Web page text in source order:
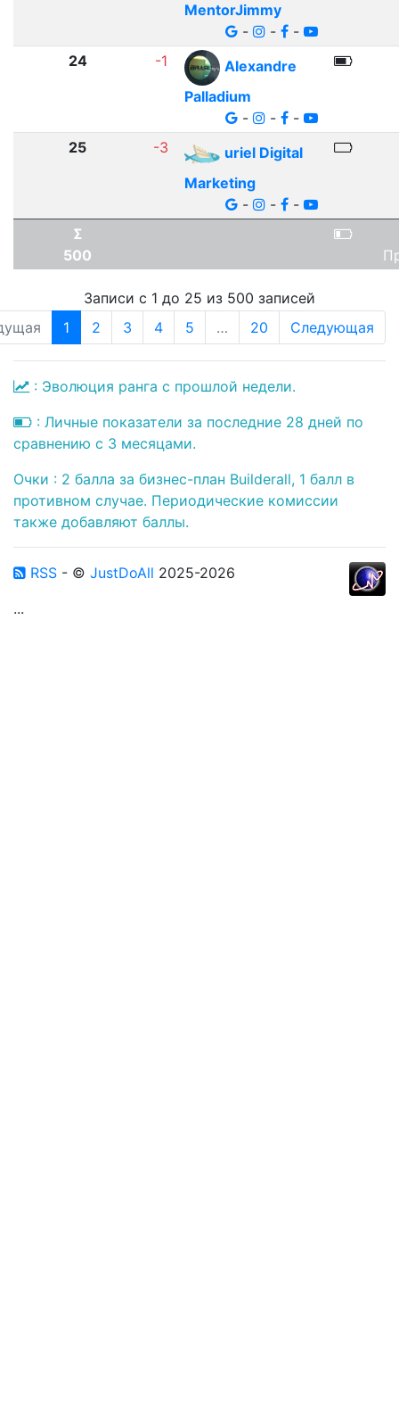
MentorJimmy
-
-
-
24
-1
Alexandre
Palladium
-
-
-
25
-3
uriel Digital
Marketing
-
-
-
Σ
500
Записи с 1 до 25 из 500 записей
1 2 3 4 5 … 20 Следующая
: Эволюция ранга с прошлой недели.
: Личные показатели за последние 28 дней по
сравнению с 3 месяцами.
Очки : 2 балла за бизнес-план Builderall, 1 балл в
противном случае. Периодические комиссии
также добавляют баллы.
RSS - © JustDoAll 2025-2026
...